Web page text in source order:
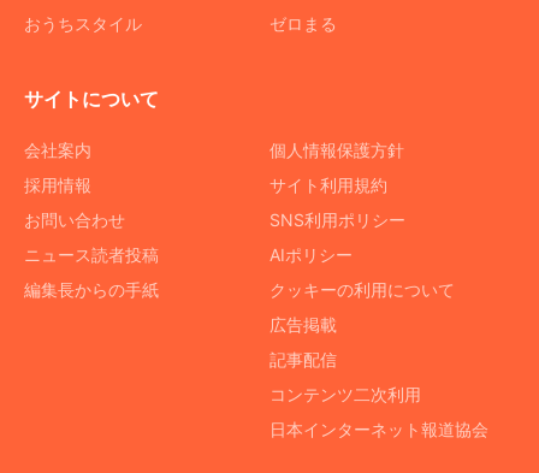
おうちスタイル
ゼロまる
サイトについて
会社案内
採用情報
お問い合わせ
ニュース読者投稿
編集長からの手紙
個人情報保護方針
サイト利用規約
SNS利用ポリシー
AIポリシー
クッキーの利用について
広告掲載
記事配信
コンテンツ二次利用
日本インターネット報道協会